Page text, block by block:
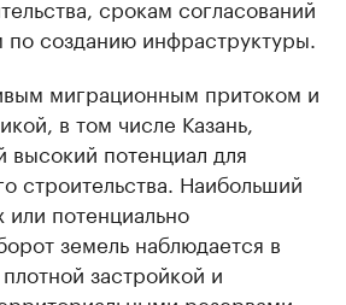
срокам согласований
по созданию инфраструктуры.
миграционным притоком и
в том числе Казань,
потенциал для
строительства. Наибольший
потенциально
земель наблюдается в
застройкой и